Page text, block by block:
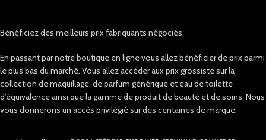
Bénéficiez des meilleurs prix fabriquants négociés.
En passant par notre boutique en ligne vous allez bénéficier de prix parmi
le plus bas du marché. Vous allez accéder aux prix grossiste sur la
collection de maquillage, de parfum générique et eau de toilette
d’équivalence ainsi que la gamme de produit de beauté et de soins. Nous
vous donnerons un accès privilégié sur des centaines de marque.